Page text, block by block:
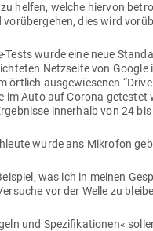
helfen, welche hiervon
vor­über­gehen, dies wird
-Tests wurde eine neue
Netz­seite von
örtlich aus­ge­wie­senen
im Auto auf Corona
innerhalb von 24
wurde ans Mikrofon
was ich in meinen
vor der Welle zu
und Spe­zi­fi­ka­tionen«